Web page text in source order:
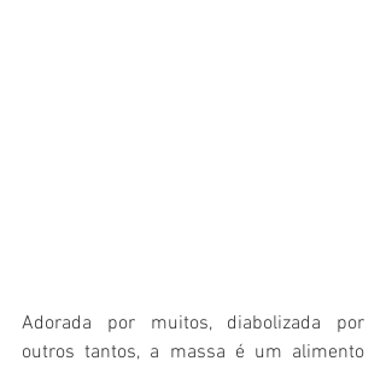
Adorada por muitos, diabolizada por
outros tantos, a massa é um alimento